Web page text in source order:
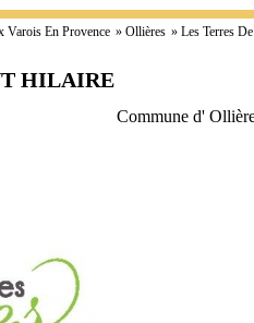
Varois En Provence » Ollières » Les Terres
HILAIRE
Commune d'